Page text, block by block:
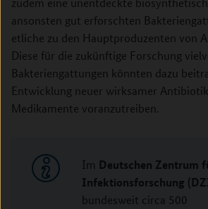
ansonsten gut erforschten
etliche zu den Hauptproduzenten von
Diese für die zukünftige Forschung
Bakteriengattungen könnten dazu
Entwicklung neuer wirksamer
Medikamente voranzutreiben.
Im Deutschen Zentrum
Infektionsforschung
bundesweit circa 500